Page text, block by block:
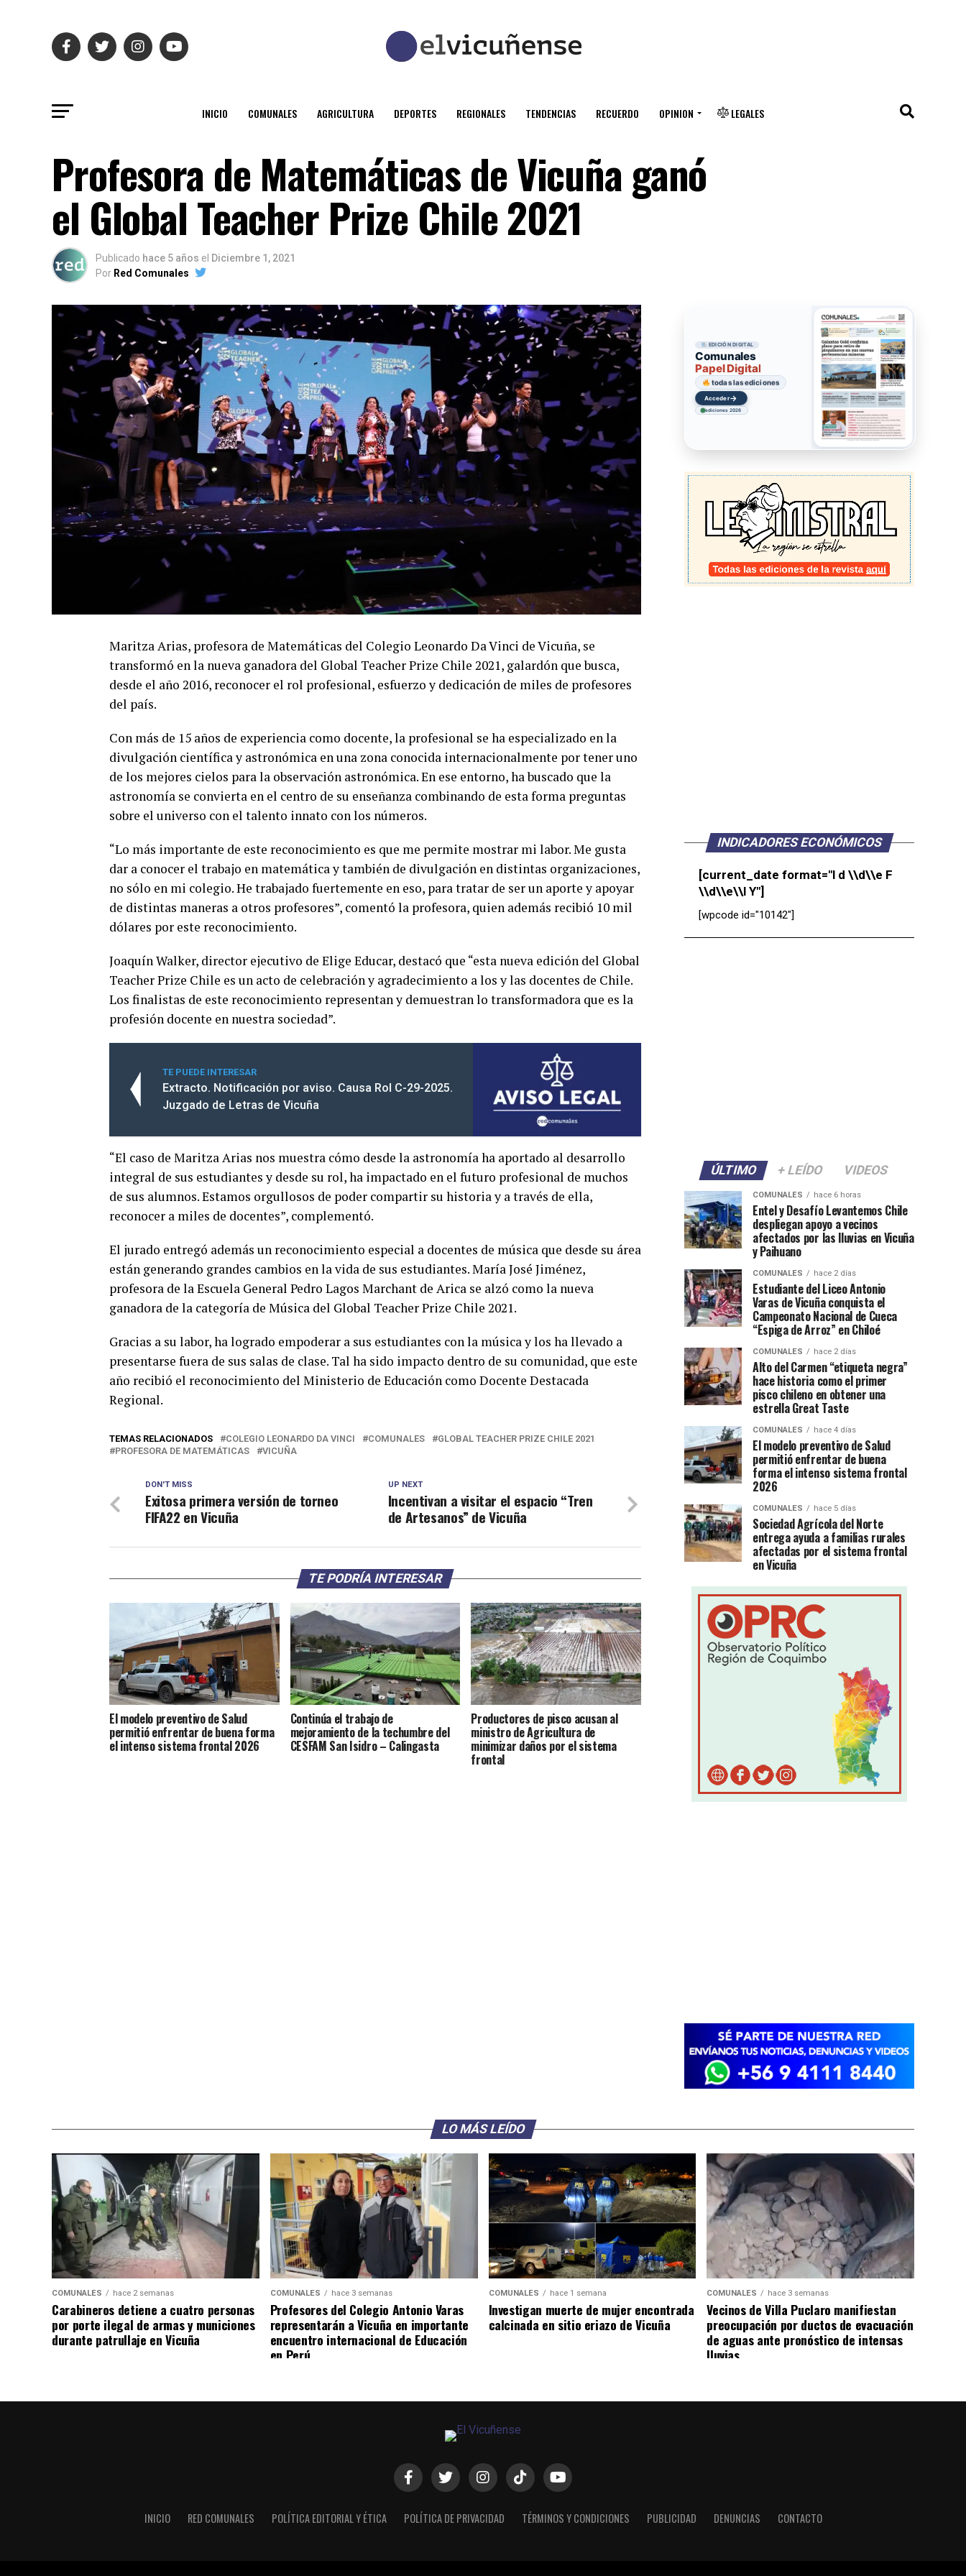
INICIO COMUNALES AGRICULTURA DEPORTES REGIONALES TENDENCIAS RECUERDO OPINION LEGALES
Profesora de Matemáticas de Vicuña ganó
el Global Teacher Prize Chile 2021
Publicado hace 5 años el Diciembre 1, 2021
Por Red Comunales
Maritza Arias, profesora de Matemáticas del Colegio Leonardo Da Vinci de Vicuña, se
transformó en la nueva ganadora del Global Teacher Prize Chile 2021, galardón que busca,
desde el año 2016, reconocer el rol profesional, esfuerzo y dedicación de miles de profesores
del país.
Con más de 15 años de experiencia como docente, la profesional se ha especializado en la
divulgación científica y astronómica en una zona conocida internacionalmente por tener uno
de los mejores cielos para la observación astronómica. En ese entorno, ha buscado que la
astronomía se convierta en el centro de su enseñanza combinando de esta forma preguntas
sobre el universo con el talento innato con los números.
“Lo más importante de este reconocimiento es que me permite mostrar mi labor. Me gusta
dar a conocer el trabajo en matemática y también de divulgación en distintas organizaciones,
no sólo en mi colegio. He trabajado fuertemente en eso, para tratar de ser un aporte y apoyar
de distintas maneras a otros profesores”, comentó la profesora, quien además recibió 10 mil
dólares por este reconocimiento.
Joaquín Walker, director ejecutivo de Elige Educar, destacó que “esta nueva edición del Global
Teacher Prize Chile es un acto de celebración y agradecimiento a los y las docentes de Chile.
Los finalistas de este reconocimiento representan y demuestran lo transformadora que es la
profesión docente en nuestra sociedad”.
TE PUEDE INTERESAR
Extracto. Notificación por aviso. Causa Rol C-29-2025.
Juzgado de Letras de Vicuña
“El caso de Maritza Arias nos muestra cómo desde la astronomía ha aportado al desarrollo
integral de sus estudiantes y desde su rol, ha impactado en el futuro profesional de muchos
de sus alumnos. Estamos orgullosos de poder compartir su historia y a través de ella,
reconocer a miles de docentes”, complementó.
El jurado entregó además un reconocimiento especial a docentes de música que desde su área
están generando grandes cambios en la vida de sus estudiantes. María José Jiménez,
profesora de la Escuela General Pedro Lagos Marchant de Arica se alzó como la nueva
ganadora de la categoría de Música del Global Teacher Prize Chile 2021.
Gracias a su labor, ha logrado empoderar a sus estudiantes con la música y los ha llevado a
presentarse fuera de sus salas de clase. Tal ha sido impacto dentro de su comunidad, que este
año recibió el reconocimiento del Ministerio de Educación como Docente Destacada
Regional.
TEMAS RELACIONADOS COLEGIO LEONARDO DA VINCI COMUNALES
GLOBAL TEACHER PRIZE CHILE 2021
PROFESORA DE MATEMÁTICAS
VICUÑA
UP NEXT
Incentivan a visitar el espacio “Tren
de Artesanos” de Vicuña
DON'T MISS
Exitosa primera versión de torneo
FIFA22 en Vicuña
TE PODRÍA INTERESAR
El modelo preventivo de Salud
permitió enfrentar de buena forma
el intenso sistema frontal 2026
Continúa el trabajo de
mejoramiento de la techumbre del
CESFAM San Isidro – Calingasta
Productores de pisco acusan al
ministro de Agricultura de
minimizar daños por el sistema
frontal
EDICIÓN DIGITAL
Comunales
Papel Digital
todas las ediciones
Acceder→
ediciones 2026
INDICADORES ECONÓMICOS
[current_date format="l d \\d\\e F
\\d\\e\\l Y"]
[wpcode id="10142"]
ÚLTIMO + LEÍDO VIDEOS
COMUNALES hace 6 horas
Entel y Desafío Levantemos Chile
despliegan apoyo a vecinos
afectados por las lluvias en Vicuña
y Paihuano
COMUNALES hace 2 días
Estudiante del Liceo Antonio
Varas de Vicuña conquista el
Campeonato Nacional de Cueca
“Espiga de Arroz” en Chiloé
COMUNALES hace 2 días
Alto del Carmen “etiqueta negra”
hace historia como el primer
pisco chileno en obtener una
estrella Great Taste
COMUNALES hace 4 días
El modelo preventivo de Salud
permitió enfrentar de buena
forma el intenso sistema frontal
2026
COMUNALES hace 5 días
Sociedad Agrícola del Norte
entrega ayuda a familias rurales
afectadas por el sistema frontal
en Vicuña
LO MÁS LEÍDO
COMUNALES hace 2 semanas
Carabineros detiene a cuatro personas
por porte ilegal de armas y municiones
durante patrullaje en Vicuña
COMUNALES hace 3 semanas
Profesores del Colegio Antonio Varas
representarán a Vicuña en importante
encuentro internacional de Educación
en Perú
COMUNALES hace 1 semana
Investigan muerte de mujer encontrada
calcinada en sitio eriazo de Vicuña
COMUNALES hace 3 semanas
Vecinos de Villa Puclaro manifiestan
preocupación por ductos de evacuación
de aguas ante pronóstico de intensas
lluvias
INICIO RED COMUNALES POLÍTICA EDITORIAL Y ÉTICA POLÍTICA DE PRIVACIDAD TÉRMINOS Y CONDICIONES PUBLICIDAD DENUNCIAS CONTACTO